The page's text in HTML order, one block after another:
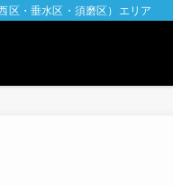
区・垂水区・須磨区）エリア